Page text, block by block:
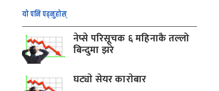
यो पनि पढ्नुहोस्
नेप्से परिसूचक ६ महिनाकै तल्लो
बिन्दुमा झरे
घट्याे सेयर काराेबार